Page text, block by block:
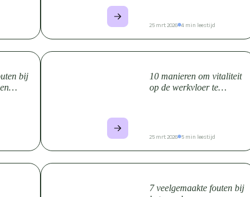
25 mrt 2026 4 min leestijd
bij
10 manieren om vitaliteit
op de werkvloer te
25 mrt 2026 5 min leestijd
7 veelgemaakte fouten bij